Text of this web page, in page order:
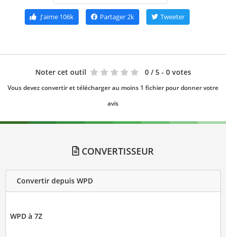
J'aime106k Partager2k Tweeter
Noter cet outil 0 / 5 - 0 votes
Vous devez convertir et télécharger au moins 1 fichier pour donner votre
avis
CONVERTISSEUR
Convertir depuis WPD
WPD à 7Z